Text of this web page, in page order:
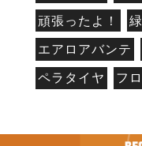
頑張ったよ！ 緑
エアロアバンテ
ペラタイヤ フ